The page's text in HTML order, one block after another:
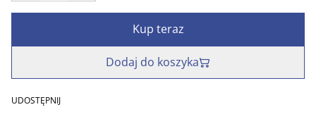
Kup teraz
Dodaj do koszyka
UDOSTĘPNIJ